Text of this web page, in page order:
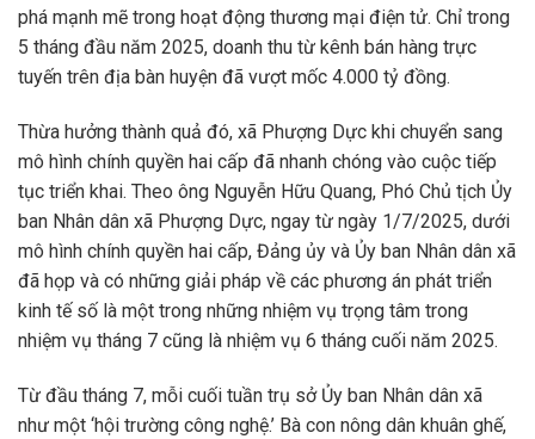
phá mạnh mẽ trong hoạt động thương mại điện tử. Chỉ trong
5 tháng đầu năm 2025, doanh thu từ kênh bán hàng trực
tuyến trên địa bàn huyện đã vượt mốc 4.000 tỷ đồng.
Thừa hưởng thành quả đó, xã Phượng Dực khi chuyển sang
mô hình chính quyền hai cấp đã nhanh chóng vào cuộc tiếp
tục triển khai. Theo ông Nguyễn Hữu Quang, Phó Chủ tịch Ủy
ban Nhân dân xã Phượng Dực, ngay từ ngày 1/7/2025, dưới
mô hình chính quyền hai cấp, Đảng ủy và Ủy ban Nhân dân xã
đã họp và có những giải pháp về các phương án phát triển
kinh tế số là một trong những nhiệm vụ trọng tâm trong
nhiệm vụ tháng 7 cũng là nhiệm vụ 6 tháng cuối năm 2025.
Từ đầu tháng 7, mỗi cuối tuần trụ sở Ủy ban Nhân dân xã
như một ‘hội trường công nghệ.’ Bà con nông dân khuân ghế,